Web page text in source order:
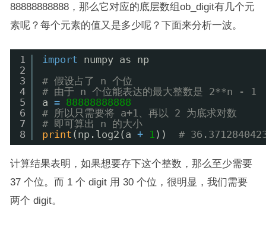
88888888888，那么它对应的底层数组ob_digit有几个元
素呢？每个元素的值又是多少呢？下面来分析一波。
1
2
3
4
5
6
7
8
import
numpy as np
# 假设占了 n 个位
# 由于 n 个位能表达的最大整数是 2**n - 1
a = 88888888888
# 所以只需要将 a+1、再以 2 为底求对数
# 即可算出 n 的大小
print (np.log2(a + 1 )) #
计算结果表明，如果想要存下这个整数，那么至少需要
37 个位。而 1 个 digit 用 30 个位，很明显，我们需要
两个 digit。